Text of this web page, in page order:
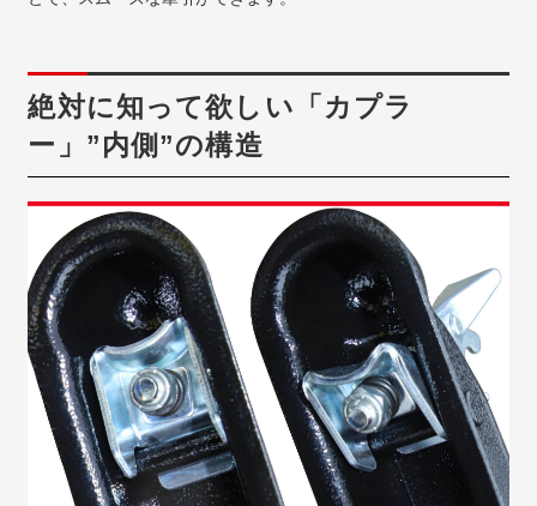
絶対に知って欲しい「カプラ
ー」”内側”の構造